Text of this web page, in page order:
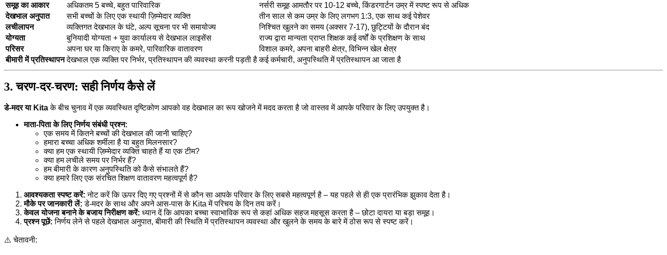
समूह का आकार
अधिकतम 5 बच्चे, बहुत पारिवारिक
नर्सरी समूह आमतौर पर 10-12 बच्चे, किंडरगार्टन उम्र में स्पष्ट रूप से अधिक
देखभाल अनुपात
सभी बच्चों के लिए एक स्थायी ज़िम्मेदार व्यक्ति
तीन साल से कम उम्र के लिए लगभग 1:3, एक साथ कई पेशेवर
लचीलापन
व्यक्तिगत देखभाल के घंटे, अल्प सूचना पर भी समायोज्य
निश्चित खुलने का समय (अक्सर 7-17), छुट्टियों के दौरान बंद
योग्यता
बुनियादी योग्यता + युवा कार्यालय से देखभाल लाइसेंस
राज्य द्वारा मान्यता प्राप्त शिक्षक कई वर्षों के प्रशिक्षण के साथ
परिसर
अपना घर या किराए के कमरे, पारिवारिक वातावरण
विशाल कमरे, अपना बाहरी क्षेत्र, विभिन्न खेल क्षेत्र
बीमारी में प्रतिस्थापन देखभाल एक व्यक्ति पर निर्भर, प्रतिस्थापन की व्यवस्था करनी पड़ती है कई कर्मचारी, अनुपस्थिति में प्रतिस्थापन आ जाता है
3. चरण-दर-चरण: सही निर्णय कैसे लें
डे-मदर या Kitaके बीच चुनाव में एक व्यवस्थित दृष्टिकोण आपको वह देखभाल का रूप खोजने में मदद करता है जो वास्तव में आपके परिवार के लिए उपयुक्त है।
माता-पिता के लिए निर्णय संबंधी प्रश्न:
एक समय में कितने बच्चों की देखभाल की जानी चाहिए?
हमारा बच्चा अधिक शर्मीला है या बहुत मिलनसार?
क्या हम एक स्थायी ज़िम्मेदार व्यक्ति चाहते हैं या एक टीम?
क्या हम लचीले समय पर निर्भर हैं?
हम बीमारी के कारण अनुपस्थिति को कैसे संभालते हैं?
क्या हमारे लिए एक संरचित शिक्षण वातावरण महत्वपूर्ण है?
आवश्यकता स्पष्ट करें: नोट करें कि ऊपर दिए गए प्रश्नों में से कौन सा आपके परिवार के लिए सबसे महत्वपूर्ण है – यह पहले से ही एक प्रारंभिक झुकाव देता है।
मौके पर जानकारी लें: डे-मदर के साथ और अपने आस-पास के Kita में परिचय के दिन तय करें।
केवल योजना बनाने के बजाय निरीक्षण करें: ध्यान दें कि आपका बच्चा स्वाभाविक रूप से कहां अधिक सहज महसूस करता है – छोटा दायरा या बड़ा समूह।
प्रश्न पूछें: निर्णय लेने से पहले देखभाल अनुपात, बीमारी की स्थिति में प्रतिस्थापन व्यवस्था और खुलने के समय के बारे में ठोस रूप से स्पष्ट करें।
⚠️ चेतावनी: